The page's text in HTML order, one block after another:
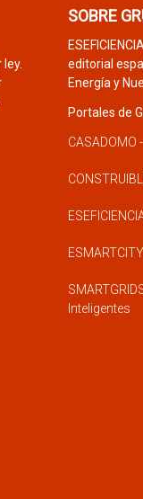
SOBRE
editorial
Energía y
Portales de
Inteligentes